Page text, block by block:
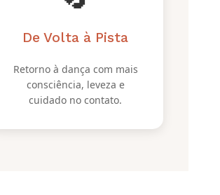
De Volta à Pista
Retorno à dança com mais
consciência, leveza e
cuidado no contato.